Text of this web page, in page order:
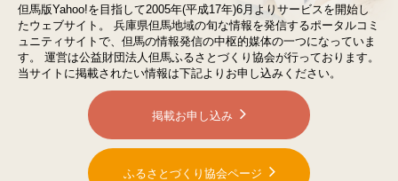
但馬版Yahoo!を目指して2005年(平成17年)6月よりサービスを開始し
たウェブサイト。
兵庫県但馬地域の旬な情報を発信するポータルコミ
ュニティサイトで、 但馬の情報発信の中枢的媒体の一つになっていま
す。
運営は公益財団法人但馬ふるさとづくり協会が行っております。
当サイトに掲載されたい情報は下記よりお申し込みください。
掲載お申し込み
ふるさとづくり協会ページ